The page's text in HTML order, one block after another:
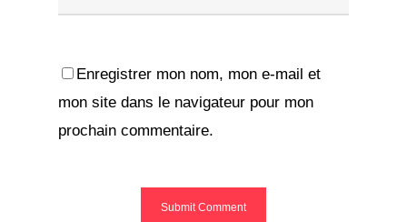
Enregistrer mon nom, mon e-mail et
mon site dans le navigateur pour mon
prochain commentaire.